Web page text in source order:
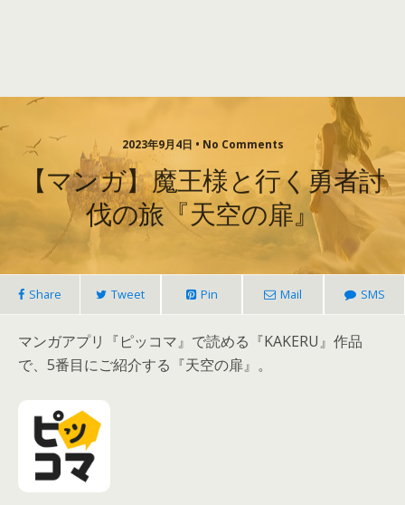
2023年9月4日 • No Comments
【マンガ】魔王様と行く勇者討
伐の旅『天空の扉』
Share Tweet Pin Mail SMS
マンガアプリ『ピッコマ』で読める『KAKERU』作品
で、5番目にご紹介する『天空の扉』。